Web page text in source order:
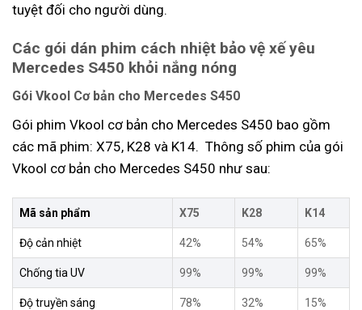
tuyệt đối cho người dùng.
Các gói dán phim cách nhiệt bảo vệ xế yêu
Mercedes S450 khỏi nắng nóng
Gói Vkool Cơ bản cho Mercedes S450
Gói phim Vkool cơ bản cho Mercedes S450 bao gồm
các mã phim: X75, K28 và K14. Thông số phim của gói
Vkool cơ bản cho Mercedes S450 như sau:
Mã sản phẩm X75 K28 K14
Độ cản nhiệt 42% 54% 65%
Chống tia UV 99% 99% 99%
Độ truyền sáng 78% 32% 15%